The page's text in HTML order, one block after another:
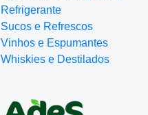
Refrigerante
Sucos e Refrescos
Vinhos e Espumantes
Whiskies e Destilados